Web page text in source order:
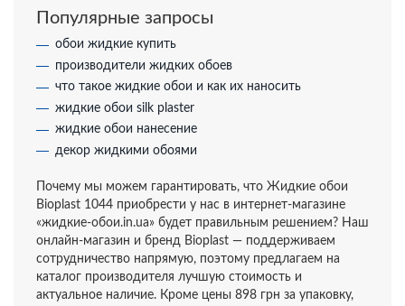
Популярные запросы
обои жидкие купить
производители жидких обоев
что такое жидкие обои и как их наносить
жидкие обои silk plaster
жидкие обои нанесение
декор жидкими обоями
Почему мы можем гарантировать, что Жидкие обои
Bioplast 1044 приобрести у нас в интернет-магазине
«жидкие-обои.in.ua» будет правильным решением? Наш
онлайн-магазин и бренд Bioplast — поддерживаем
сотрудничество напрямую, поэтому предлагаем на
каталог производителя лучшую стоимость и
актуальное наличие. Кроме цены 898 грн за упаковку,